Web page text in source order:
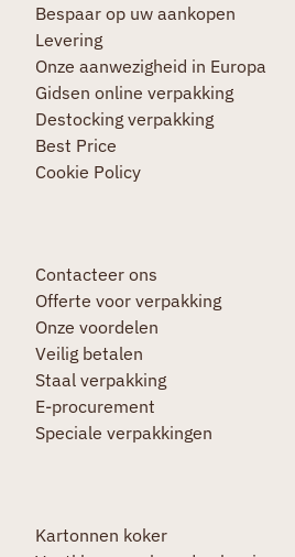
Bespaar op uw aankopen
Levering
Onze aanwezigheid in Europa
Gidsen online verpakking
Destocking verpakking
Best Price
Cookie Policy
Contacteer ons
Offerte voor verpakking
Onze voordelen
Veilig betalen
Staal verpakking
E-procurement
Speciale verpakkingen
Kartonnen koker